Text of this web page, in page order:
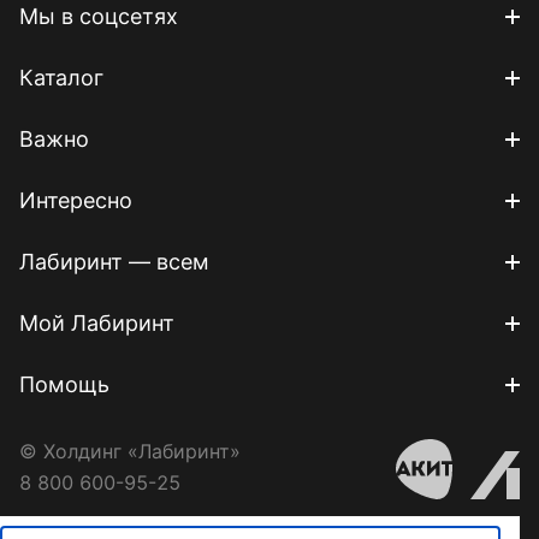
Мы в соцсетях
Каталог
Важно
Интересно
Лабиринт — всем
Мой Лабиринт
Помощь
© Холдинг «Лабиринт»
8 800 600-95-25